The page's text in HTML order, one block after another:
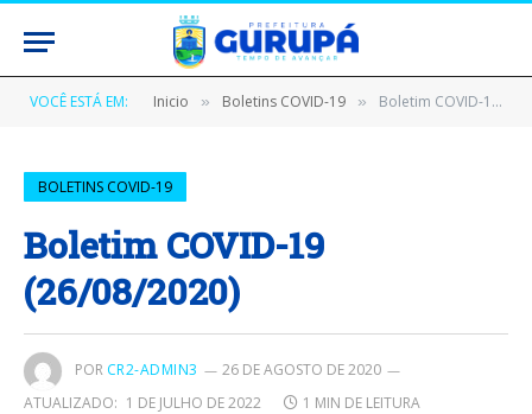
VOCÊ ESTÁ EM: Inicio » Boletins COVID-19 » Boletim COVID-19 (26/08/2020)
BOLETINS COVID-19
Boletim COVID-19
(26/08/2020)
POR CR2-ADMIN3
26 DE AGOSTO DE 2020
ATUALIZADO: 1 DE JULHO DE 2022 1 MIN DE LEITURA